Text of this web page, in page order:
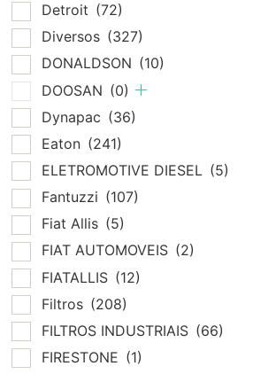
Detroit (72)
Diversos (327)
DONALDSON (10)
DOOSAN (0)
Dynapac (36)
Eaton (241)
ELETROMOTIVE DIESEL (5)
Fantuzzi (107)
Fiat Allis (5)
FIAT AUTOMOVEIS (2)
FIATALLIS (12)
Filtros (208)
FILTROS INDUSTRIAIS (66)
FIRESTONE (1)